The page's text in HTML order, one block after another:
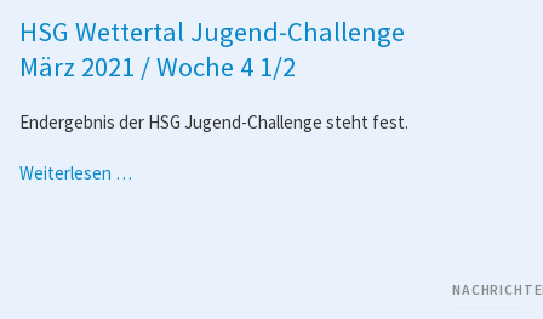
sichert
sich
den
Gesamtsieg
HSG Wettertal Jugend-Challenge
März 2021 / Woche 4 1/2
Endergebnis der HSG Jugend-Challenge steht fest.
Weiterlesen …